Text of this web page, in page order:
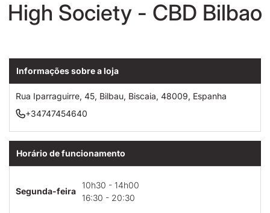
High Society - CBD Bilbao
Informações sobre a loja
Rua Iparraguirre, 45, Bilbau, Biscaia, 48009, Espanha
+34747454640
Horário de funcionamento
Segunda-feira
10h30 - 14h00
16:30 - 20:30